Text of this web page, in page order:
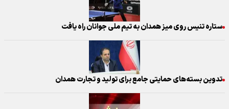
ستاره تنیس روی میز همدان به تیم ملی جوانان راه یافت
تدوین بسته‌های حمایتی جامع برای تولید و تجارت همدان